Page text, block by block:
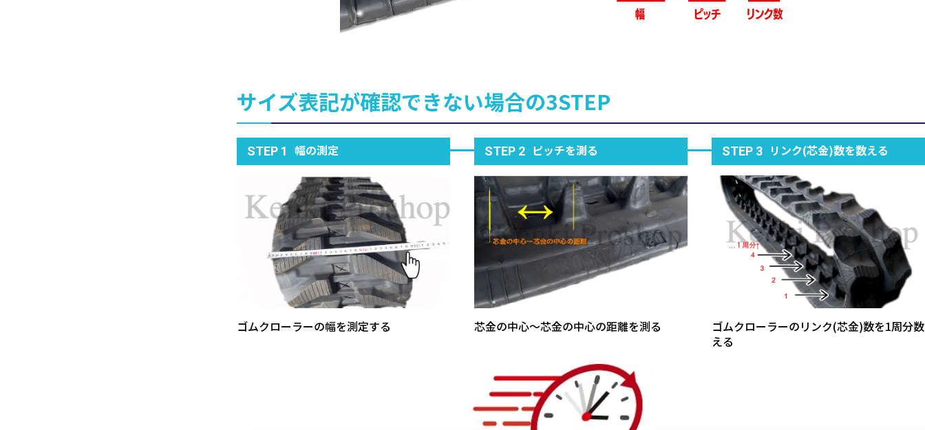
サイズ表記が確認できない場合の3STEP
STEP 1 幅の測定
ゴムクローラーの幅を測定する
STEP 2 ピッチを測る
芯金の中心～芯金の中心の距離を測る
STEP 3 リンク(芯金)数を数える
ゴムクローラーのリンク(芯金)数を1周分数
える